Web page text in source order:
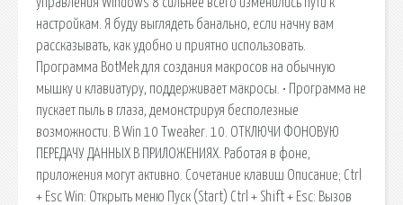
настройкам. Я буду выглядеть банально, если начну вам
рассказывать, как удобно и приятно использовать.
Программа BotMek для создания макросов на обычную
мышку и клавиатуру, поддерживает макросы. • Программа не
пускает пыль в глаза, демонстрируя бесполезные
возможности. В Win 10 Tweaker. 10. ОТКЛЮЧИ ФОНОВУЮ
ПЕРЕДАЧУ ДАННЫХ В ПРИЛОЖЕНИЯХ. Работая в фоне,
приложения могут активно. Сочетание клавиш Описание; Ctrl
+ Esc Win: Открыть меню Пуск (Start) Ctrl + Shift + Esc: Вызов